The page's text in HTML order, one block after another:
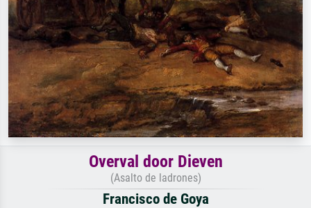
Overval door Dieven
(Asalto de ladrones)
Francisco de Goya